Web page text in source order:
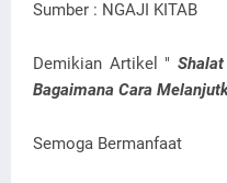
Sumber : NGAJI KITAB
Demikian Artikel "
Bagaimana Cara
Semoga Bermanfaat